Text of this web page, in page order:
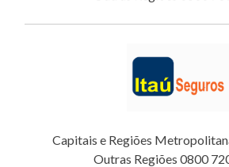
Capitais e Regiões
Outras Regiões 0800